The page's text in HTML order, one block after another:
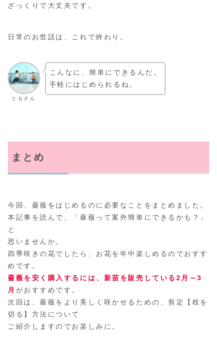
ざっくりで大丈夫です。
日常のお世話は、これで終わり。
ともさん
こんなに、簡単にできるんだ。
手軽にはじめられるね。
まとめ
今回、薔薇をはじめるのに必要なことをまとめました。
本記事を読んで、「薔薇って案外簡単にできるかも？」
と
思いませんか。
四季咲きの花でしたら、お花を年中楽しめるのでおすす
めです。
薔薇を安く購入するには、新苗を販売している2月～3
月 がおすすめです。
次回は、薔薇をより美しく咲かせるための、剪定【枝を
切る】方法について
ご紹介しますのでお楽しみに。